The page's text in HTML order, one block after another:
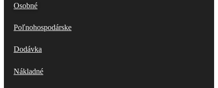
Osobné
Poľnohospodárske
Dodávka
Nákladné